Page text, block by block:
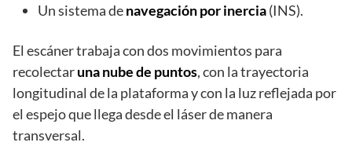
Un sistema denavegación por inercia(INS).
El escáner trabaja con dos movimientos para
recolectaruna nube de puntos, con la trayectoria
longitudinal de la plataforma y con la luz reflejada por
el espejo que llega desde el láser de manera
transversal.